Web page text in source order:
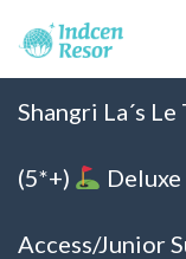
Shangri La´s
(5*+)
Access/Junior